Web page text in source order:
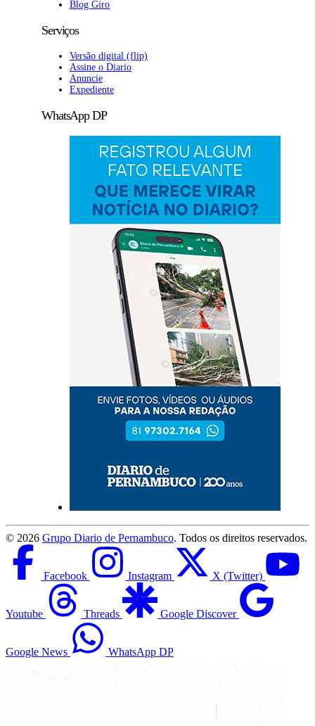
Blog Giro
Serviços
Versão digital (flip)
Assine o Diario
Anuncie
Expediente
WhatsApp DP
© 2026 Grupo Diario de Pernambuco. Todos os direitos reservados.
Facebook Instagram X (Twitter)
Youtube Threads Google Discover
Google News WhatsApp DP